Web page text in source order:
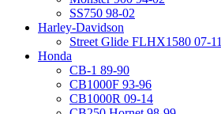
SS750 98-02
Harley-Davidson
Street Glide FLHX1580 07-11
Honda
CB-1 89-90
CB1000F 93-96
CB1000R 09-14